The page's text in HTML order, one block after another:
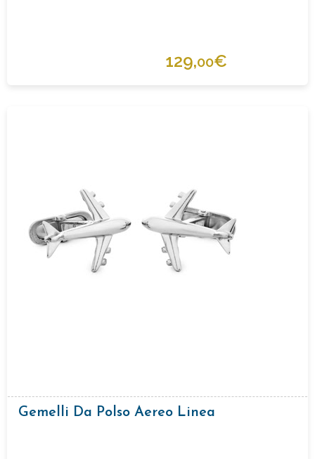
129,00€
Gemelli Da Polso Aereo Linea